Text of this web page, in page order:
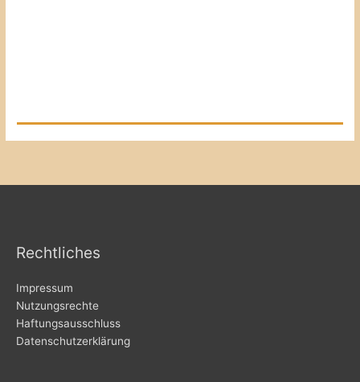
Rechtliches
Impressum
Nutzungsrechte
Haftungsausschluss
Datenschutzerklärung